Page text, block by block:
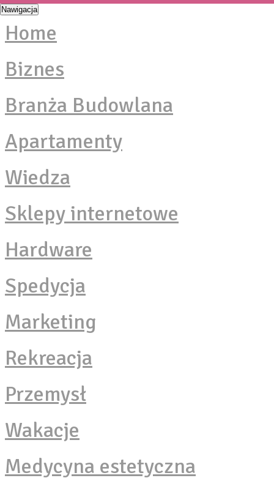
Nawigacja
Home
Biznes
Branża Budowlana
Apartamenty
Wiedza
Sklepy internetowe
Hardware
Spedycja
Marketing
Rekreacja
Przemysł
Wakacje
Medycyna estetyczna